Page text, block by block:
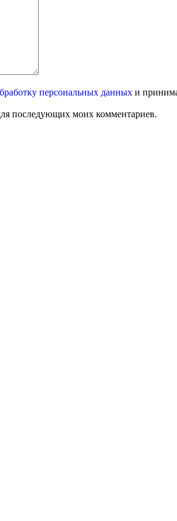
персональных данных и
последующих моих комментариев.